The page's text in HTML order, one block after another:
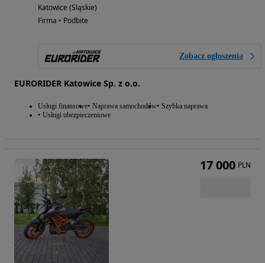
Katowice (Śląskie)
Firma • Podbite
Zobacz ogłoszenia
EURORIDER Katowice Sp. z o.o.
Usługi finansowe Naprawa samochodów Szybka naprawa
Usługi ubezpieczeniowe
17 000 PLN